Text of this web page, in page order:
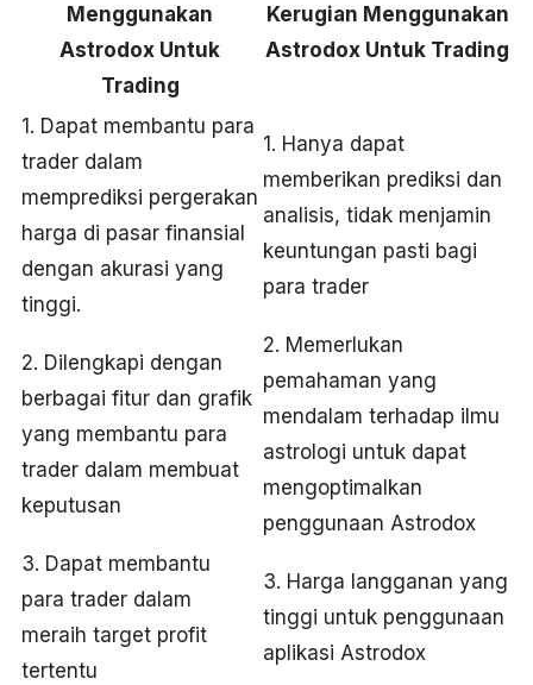
Menggunakan
Astrodox Untuk
Trading
Kerugian Menggunakan
Astrodox Untuk Trading
1. Dapat membantu para
trader dalam
memprediksi pergerakan
harga di pasar finansial
dengan akurasi yang
tinggi.
1. Hanya dapat
memberikan prediksi dan
analisis, tidak menjamin
keuntungan pasti bagi
para trader
2. Dilengkapi dengan
berbagai fitur dan grafik
yang membantu para
trader dalam membuat
keputusan
2. Memerlukan
pemahaman yang
mendalam terhadap ilmu
astrologi untuk dapat
mengoptimalkan
penggunaan Astrodox
3. Dapat membantu
para trader dalam
meraih target profit
tertentu
3. Harga langganan yang
tinggi untuk penggunaan
aplikasi Astrodox